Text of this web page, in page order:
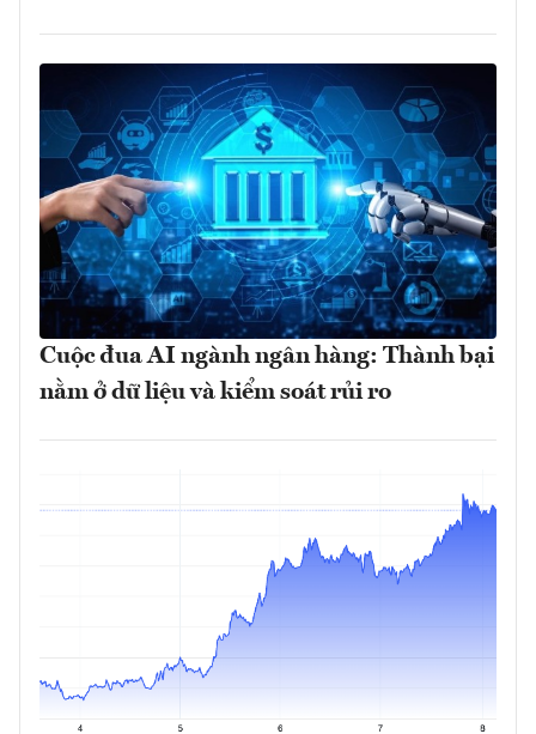
Cuộc đua AI ngành ngân hàng: Thành bại
nằm ở dữ liệu và kiểm soát rủi ro